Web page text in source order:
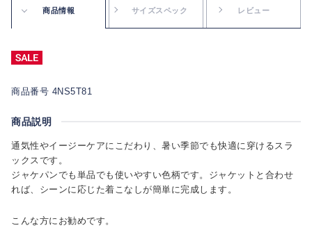
商品情報 サイズスペック レビュー
商品番号 4NS5T81
商品説明
通気性やイージーケアにこだわり、暑い季節でも快適に穿けるスラ
ックスです。
ジャケパンでも単品でも使いやすい色柄です。ジャケットと合わせ
れば、シーンに応じた着こなしが簡単に完成します。
こんな方にお勧めです。